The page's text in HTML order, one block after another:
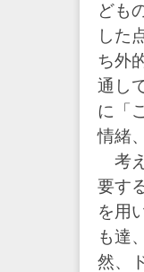
ども
した
ち外
通し
に「
情緒
考
要す
を用
も達
然、